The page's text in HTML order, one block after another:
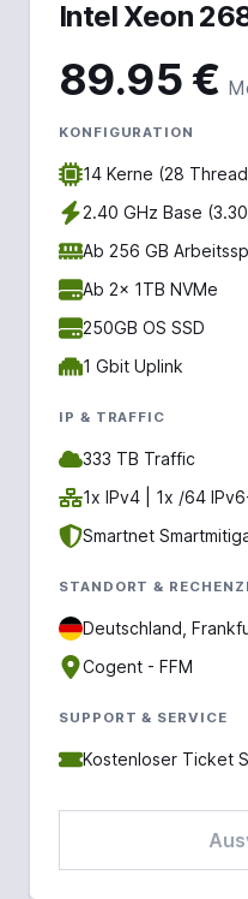
Intel Xeon
89.95 €
KONFIGURATION
14 Kerne (28
2.40 GHz Base
Ab 256 GB
Ab 2x 1TB NVMe
250GB OS SSD
1 Gbit Uplink
IP & TRAFFIC
333 TB Traffic
1x IPv4 | 1x /64
Smartnet
STANDORT &
Deutschland,
Cogent - FFM
SUPPORT & SERVICE
Kostenloser Ticket